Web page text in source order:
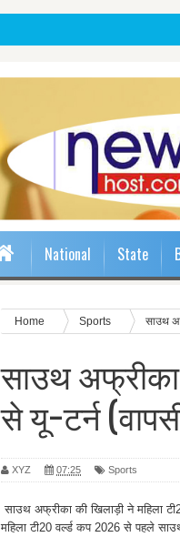
National State
Home Sports साउथ
साउथ अफ्रीका
से यू-टर्न
XYZ 07:25 Sports
साउथ अफ्रीका की खिलाड़ी ने महिला
महिला टी20 वर्ल्ड कप 2026 से पहले